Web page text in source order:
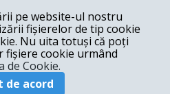
pe website-ul nostru
fișierelor de tip cookie
Nu uita totuși că poți
fișiere cookie urmând
de Cookie.
de acord